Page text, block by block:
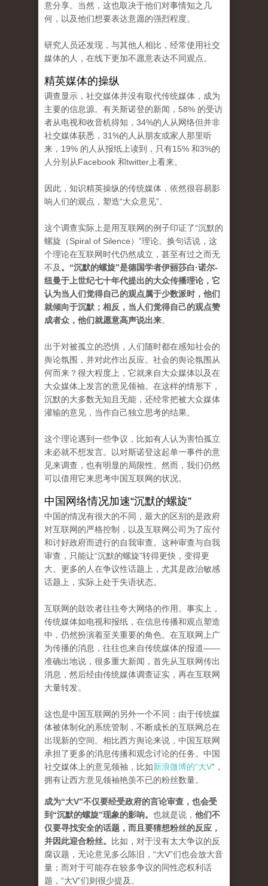
意分享。当然，这也取决于他们对事情知之几
何，以及他们想要表达意愿的强烈程度。
研究人员还发现，与其他人相比，经常使用社交
媒体的人，在线下更加不愿意表达不同观点。
精英媒体的操纵
调查显示，社交媒体并没有取代传统媒体，成为
主要的信息源。有关斯诺登的新闻，58% 的受访
者从电视和收音机得知，34%的人从网络但并非
社交媒体获悉，31%的人从朋友或家人那里听
来，19% 的人从报纸上读到，只有15% 和3%的
人分别从Facebook 和twitter上看来。
因此，知识精英操纵的传统媒体，依然很容易影
响人们的观点，塑造“大众意见”。
这个调查实际上是用互联网的例子印证了“沉默的
螺旋（Spiral of Silence）”理论。换句话说，这
个理论在互联网时代仍然成立，甚至有过之而无
不及。“沉默的螺旋”是德国学者伊丽莎白·诺尔-
纽曼于上世纪七十年代提出的大众传播理论，它
认为当人们觉得自己的观点属于少数派时，他们
就倾向于沉默；相反，当人们觉得自己的观点赞
成者众，他们就愿意高声说出来。
出于对被孤立的恐惧，人们随时都在感知社会的
舆论氛围，并对此作出反应。社会的舆论氛围从
何而来？很大程度上，它就来自大众媒体以及在
大众媒体上发言的意见领袖。在这样的情形下，
沉默的大多数无知且无能，还经常把被大众媒体
灌输的意见，当作自己独立思考的结果。
这个理论遇到一些争议，比如有人认为害怕孤立
未必就不想发言。以对斯诺登这起单一事件的意
见来调查，也有明显的局限性。然而，我们仍然
可以借用它来思考中国互联网的状况。
中国网络情况加速“沉默的螺旋”
中国的情况有很大的不同，最大的区别的是政府
对互联网的严格控制，以及互联网公司为了应付
和讨好政府而进行的自我审查。这种审查与自我
审查，只能让“沉默的螺旋”转得更快，变得更
大。更多的人在争议性话题上，尤其是政治敏感
话题上，实际上处于失语状态。
互联网的鼓吹者往往夸大网络的作用。事实上，
传统媒体如电视和报纸，在信息传播和观点塑造
中，仍然扮演着至关重要的角色。在互联网上广
为传播的消息，往往也来自传统媒体的报道——
准确出地说，很多重大新闻，首先从互联网传出
消息，然后经由传统媒体调查证实，再在互联网
大量转发。
这也是中国互联网的另外一个不同：由于传统媒
体被体制化的系统管制，不断成长的互联网总在
出现新的空间。相比西方舆论来说，中国互联网
承担了更多的消息传播和观念讨论的任务。中国
社交媒体上的意见领袖，比如新浪微博的“大V”，
拥有让西方意见领袖艳羡不已的粉丝数量。
成为“大V”不仅要经受政府的言论审查，也会受
到“沉默的螺旋”现象的影响。 也就是说， 他们不
仅要寻找安全的话题，而且要猜想粉丝的反应，
并因此迎合粉丝。
比如，对于没有太大争议的反
腐议题，无论意见多么陈旧，“大V”们也会放大音
量；而对于可能存在较多争议的同性恋权利话
题，“大V”们则很少提及。